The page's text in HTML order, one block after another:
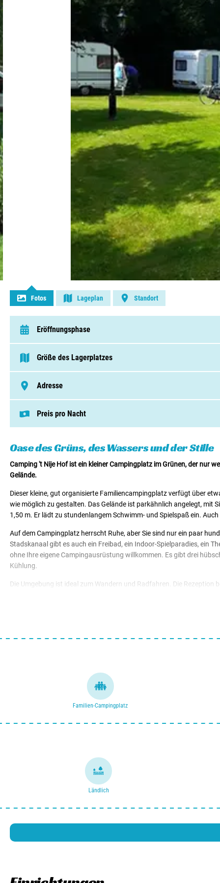
Nachrichten / Blog
Über Campingsucher
Häufig gestellte Fragen
Meinen Campingplatz anmelden
Zusammenarbeit / Werbung
Kontakt aufnehmen
Fotos Lageplan Standort
Oase des Grüns, des Wassers und der Stille
Camping 't Nije Hof ist ein kleiner Campingplatz im Grünen, der nur
Gelände.
Dieser kleine, gut organisierte Familiencampingplatz verfügt über
wie möglich zu gestalten. Das Gelände ist parkähnlich angelegt, mit
1,50 m. Er lädt zu stundenlangem Schwimm- und Spielspaß ein.
Auf dem Campingplatz herrscht Ruhe, aber Sie sind nur ein paar
Stadskanaal gibt es auch ein Freibad, ein Indoor-Spielparadies, ein
ohne Ihre eigene Campingausrüstung willkommen. Es gibt drei
Kühlung.
Die Umgebung ist ideal zum Wandern und Radfahren. Die
Familien-Campingplatz
Ländlich
Eröffnungsphase
van 1 April t/m 1 Oktober
Größe des Lagerplatzes
< 75 Pitches
Adresse
Spoorstraat 29B, 9503 AM, Stadskanaal
Preis pro Nacht
Pitches von € 18,50